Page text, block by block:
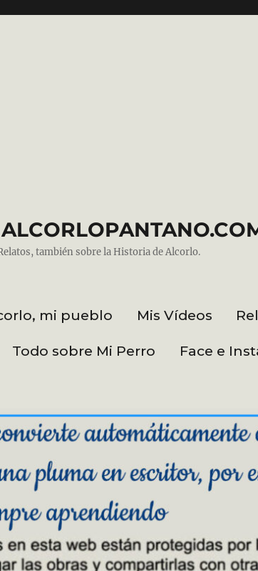
también sobre la Historia de Alcorlo.
mi pueblo Mis Vídeos
Todo sobre Mi Perro Face e